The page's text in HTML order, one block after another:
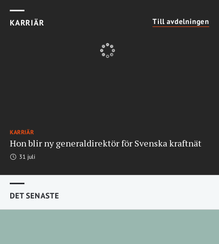
KARRIÄR Till avdelningen
KARRIÄR
Hon blir ny generaldirektör för Svenska kraftnät
31 juli
DET SENASTE